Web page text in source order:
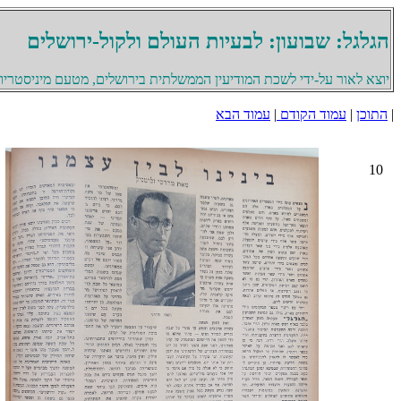
הגלגל: שבועון: לבעיות העולם ולקול-ירושלים
יוצא לאור על-ידי לשכת המודיעין הממשלתית בירושלים, מטעם
| התוכן | עמוד הקודם | עמוד הבא
10